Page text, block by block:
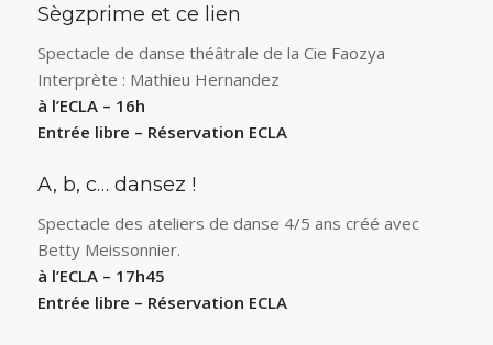
Sègzprime et ce lien
Spectacle de danse théâtrale de la Cie Faozya
Interprète : Mathieu Hernandez
à l’ECLA – 16h
Entrée libre – Réservation ECLA
A, b, c… dansez !
Spectacle des ateliers de danse 4/5 ans créé avec
Betty Meissonnier.
à l’ECLA – 17h45
Entrée libre – Réservation ECLA